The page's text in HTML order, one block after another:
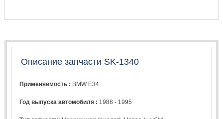
Описание запчасти SK-1340
Применяемость : BMW E34
Год выпуска автомобиля : 1988 - 1995